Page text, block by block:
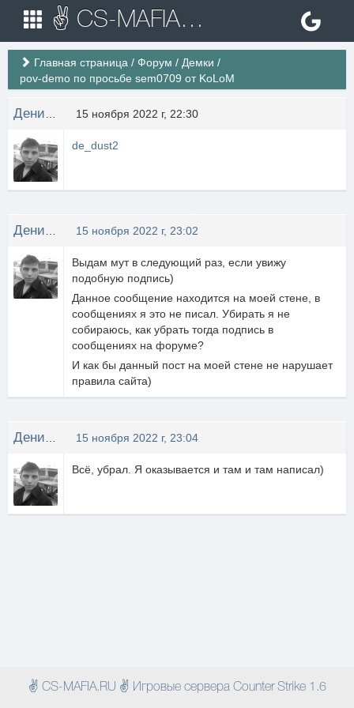
✌ CS-MAFIA.RU ✌ Игровые сервера Counter Strike 1.6
Главная страница / Форум / Демки /
pov-demo по просьбе sem0709 от KoLoM
15 ноября 2022 г, 22:30
de_dust2
15 ноября 2022 г, 23:02
Выдам мут в следующий раз, если увижу
подобную подпись)
Данное сообщение находится на моей стене, в
сообщениях я это не писал. Убирать я не
собираюсь, как убрать тогда подпись в
сообщениях на форуме?
И как бы данный пост на моей стене не нарушает
правила сайта)
15 ноября 2022 г, 23:04
Всё, убрал. Я оказывается и там и там написал)
✌ CS-MAFIA.RU ✌ Игровые сервера Counter Strike 1.6